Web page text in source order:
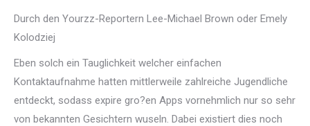
Durch den Yourzz-Reportern Lee-Michael Brown oder Emely
Kolodziej
Eben solch ein Tauglichkeit welcher einfachen
Kontaktaufnahme hatten mittlerweile zahlreiche Jugendliche
entdeckt, sodass expire gro?en Apps vornehmlich nur so sehr
von bekannten Gesichtern wuseln. Dabei existiert dies noch